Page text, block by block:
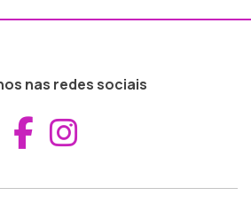
nas redes sociais
Aceder ao